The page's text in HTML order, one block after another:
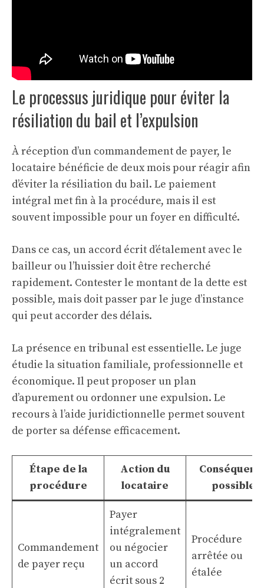
Le processus juridique pour éviter la
résiliation du bail et l’expulsion
À réception d’un commandement de payer, le
locataire bénéficie de deux mois pour réagir afin
d’éviter la résiliation du bail. Le paiement
intégral met fin à la procédure, mais il est
souvent impossible pour un foyer en difficulté.
Dans ce cas, un accord écrit d’étalement avec le
bailleur ou l’huissier doit être recherché
rapidement. Contester le montant de la dette est
possible, mais doit passer par le juge d’instance
qui peut accorder des délais.
La présence en tribunal est essentielle. Le juge
étudie la situation familiale, professionnelle et
économique. Il peut proposer un plan
d’apurement ou ordonner une expulsion. Le
recours à l’aide juridictionnelle permet souvent
de porter sa défense efficacement.
Étape de la
procédure
Action du
locataire
possible
Commandement
de payer reçu
Payer
intégralement
ou négocier
un accord
écrit sous 2
Procédure
arrêtée ou
étalée